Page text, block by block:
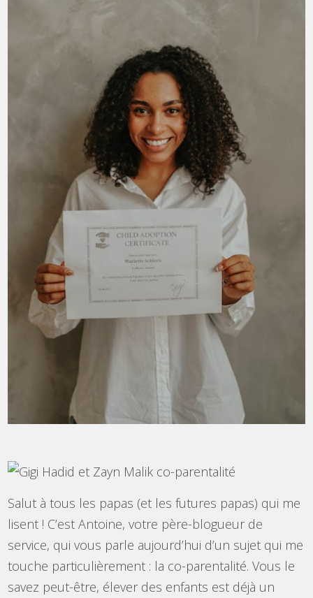
Salut à tous les papas (et les futures papas) qui me
lisent ! C’est Antoine, votre père-blogueur de
service, qui vous parle aujourd’hui d’un sujet qui me
touche particulièrement : la co-parentalité. Vous le
savez peut-être, élever des enfants est déjà un